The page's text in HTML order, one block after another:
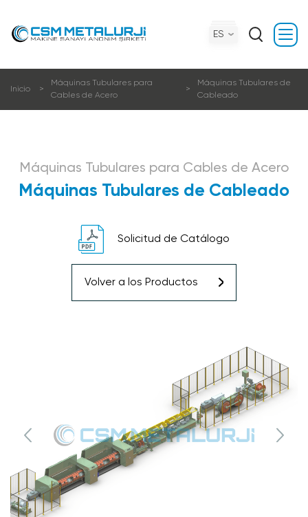
ES
Inicio
Máquinas Tubulares para
Cables de Acero
Máquinas Tubulares de
Cableado
Máquinas Tubulares para Cables de Acero
Máquinas Tubulares de Cableado
Solicitud de Catálogo
Volver a los Productos